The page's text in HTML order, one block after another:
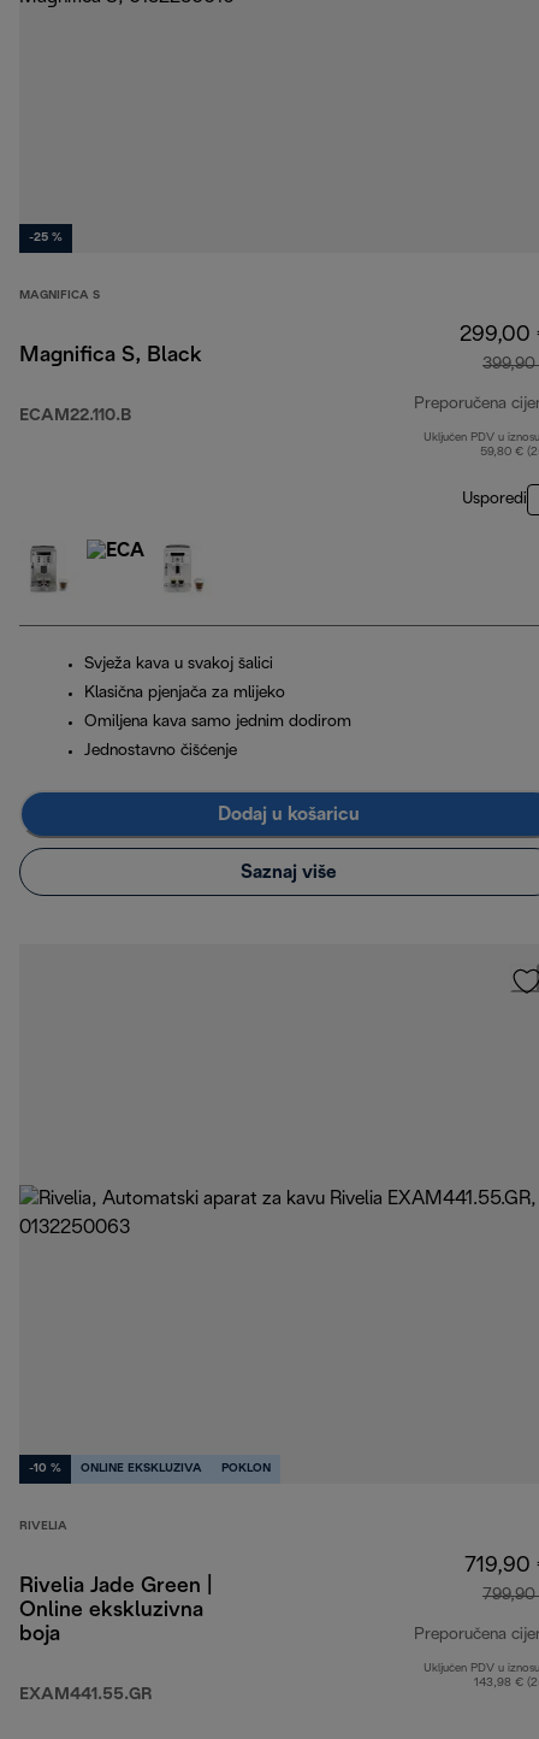
-25 %
MAGNIFICA S
Magnifica S, Black
ECAM22.110.B
299,00
Preporučena
Uključen PDV u
59,80 €
Usporedi
Svježa kava u svakoj šalici
Klasična pjenjača za mlijeko
Omiljena kava samo jednim dodirom
Jednostavno čišćenje
Dodaj u košaricu
Saznaj više
-10 % ONLINE EKSKLUZIVA POKLON
RIVELIA
Rivelia Jade Green |
Online ekskluzivna
boja
EXAM441.55.GR
719,90
Preporučena
Uključen PDV u
143,98 €